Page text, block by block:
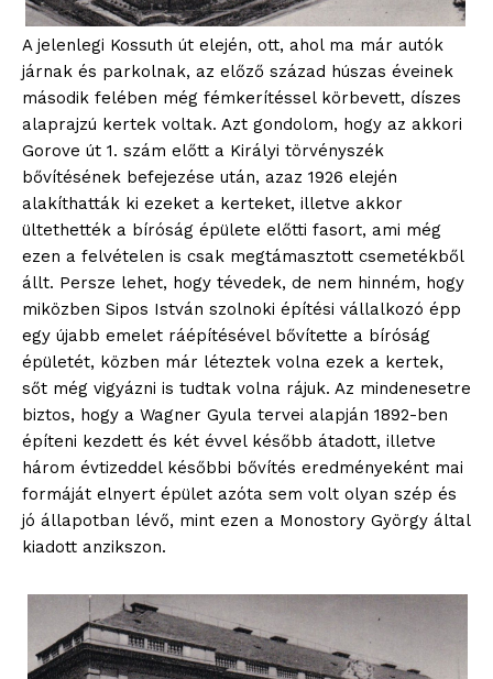
A jelenlegi Kossuth út elején, ott, ahol ma már autók
járnak és parkolnak, az előző század húszas éveinek
második felében még fémkerítéssel körbevett, díszes
alaprajzú kertek voltak. Azt gondolom, hogy az akkori
Gorove út 1. szám előtt a Királyi törvényszék
bővítésének befejezése után, azaz 1926 elején
alakíthatták ki ezeket a kerteket, illetve akkor
ültethették a bíróság épülete előtti fasort, ami még
ezen a felvételen is csak megtámasztott csemetékből
állt. Persze lehet, hogy tévedek, de nem hinném, hogy
miközben Sipos István szolnoki építési vállalkozó épp
egy újabb emelet ráépítésével bővítette a bíróság
épületét, közben már léteztek volna ezek a kertek,
sőt még vigyázni is tudtak volna rájuk. Az mindenesetre
biztos, hogy a Wagner Gyula tervei alapján 1892-ben
építeni kezdett és két évvel később átadott, illetve
három évtizeddel későbbi bővítés eredményeként mai
formáját elnyert épület azóta sem volt olyan szép és
jó állapotban lévő, mint ezen a Monostory György által
kiadott anzikszon.